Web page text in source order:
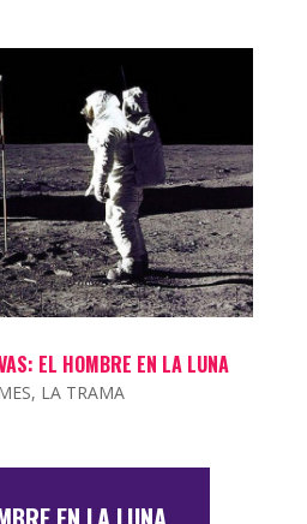
EL HOMBRE EN LA LUNA
, LA TRAMA